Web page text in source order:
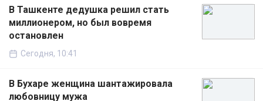
В Ташкенте дедушка решил стать
миллионером, но был вовремя
остановлен
Сегодня, 10:41
В Бухаре женщина шантажировала
любовницу мужа